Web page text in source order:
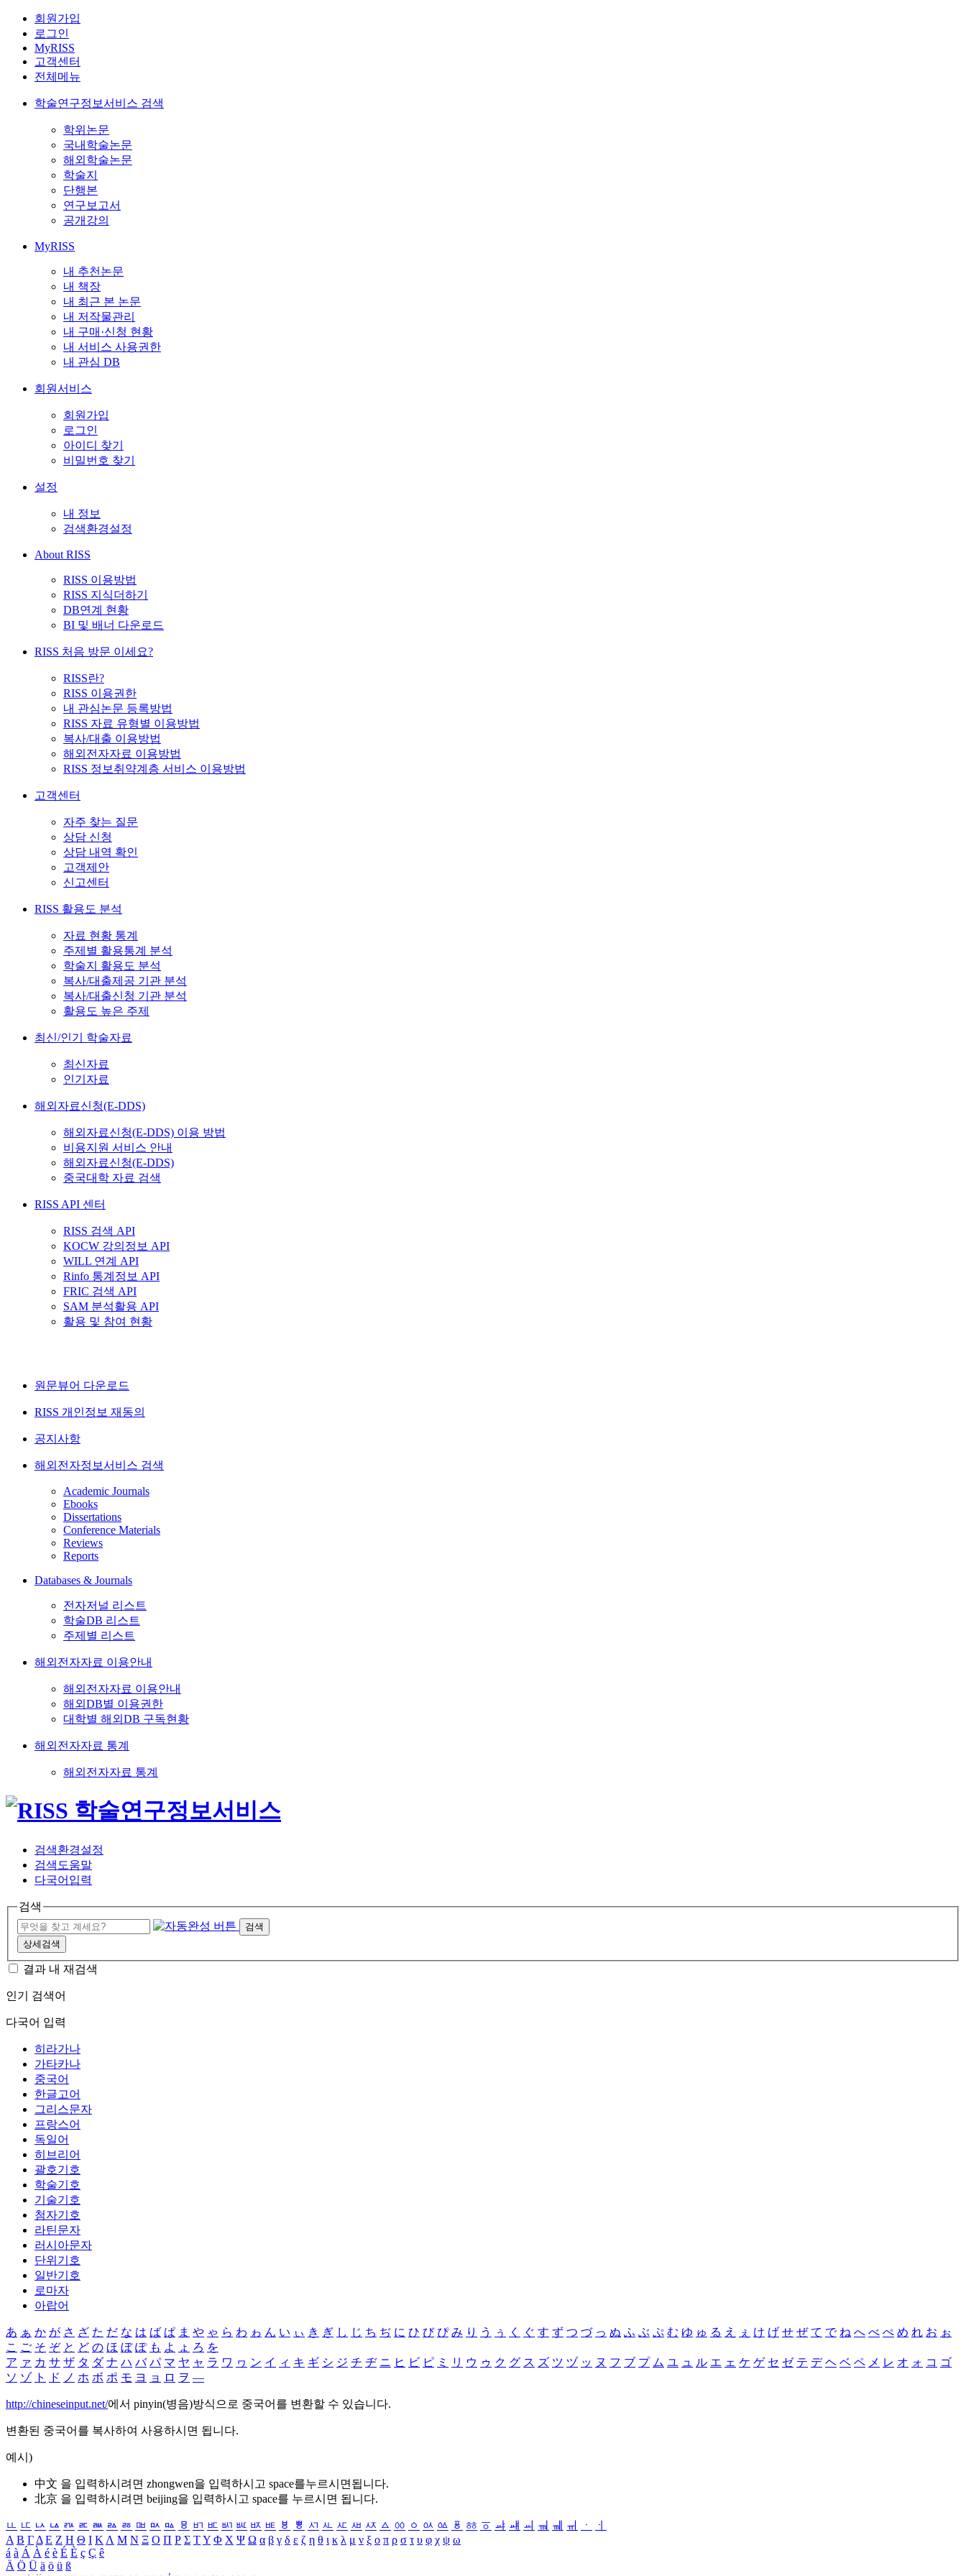
회원가입
로그인
MyRISS
고객센터
전체메뉴
학술연구정보서비스 검색
학위논문
국내학술논문
해외학술논문
학술지
단행본
연구보고서
공개강의
MyRISS
내 추천논문
내 책장
내 최근 본 논문
내 저작물관리
내 구매·신청 현황
내 서비스 사용권한
내 관심 DB
회원서비스
회원가입
로그인
아이디 찾기
비밀번호 찾기
설정
내 정보
검색환경설정
About RISS
RISS 이용방법
RISS 지식더하기
DB연계 현황
BI 및 배너 다운로드
RISS 처음 방문 이세요?
RISS란?
RISS 이용권한
내 관심논문 등록방법
RISS 자료 유형별 이용방법
복사/대출 이용방법
해외전자자료 이용방법
RISS 정보취약계층 서비스 이용방법
고객센터
자주 찾는 질문
상담 신청
상담 내역 확인
고객제안
신고센터
RISS 활용도 분석
자료 현황 통계
주제별 활용통계 분석
학술지 활용도 분석
복사/대출제공 기관 분석
복사/대출신청 기관 분석
활용도 높은 주제
최신/인기 학술자료
최신자료
인기자료
해외자료신청(E-DDS)
해외자료신청(E-DDS) 이용 방법
비용지원 서비스 안내
해외자료신청(E-DDS)
중국대학 자료 검색
RISS API 센터
RISS 검색 API
KOCW 강의정보 API
WILL 연계 API
Rinfo 통계정보 API
FRIC 검색 API
SAM 분석활용 API
활용 및 참여 현황
원문뷰어 다운로드
RISS 개인정보 재동의
공지사항
해외전자정보서비스 검색
Academic Journals
Ebooks
Dissertations
Conference Materials
Reviews
Reports
Databases & Journals
전자저널 리스트
학술DB 리스트
주제별 리스트
해외전자자료 이용안내
해외전자자료 이용안내
해외DB별 이용권한
대학별 해외DB 구독현황
해외전자자료 통계
해외전자자료 통계
검색환경설정
검색도움말
다국어입력
검색
검색
상세검색
결과 내 재검색
인기 검색어
다국어 입력
히라가나
가타카나
중국어
한글고어
그리스문자
프랑스어
독일어
히브리어
괄호기호
학술기호
기술기호
첨자기호
라틴문자
러시아문자
단위기호
일반기호
로마자
아랍어
あ ぁ か が さ ざ た だ な は ば ぱ ま や ゃ ら わ ゎ ん い ぃ き ぎ し じ ち ぢ に ひ び ぴ み り う ぅ く ぐ す ず つ づ っ ぬ ふ ぶ ぷ む ゆ ゅ る え ぇ け げ せ ぜ て で ね へ べ ぺ め れ お ぉ
こ ご そ ぞ と ど の ほ ぼ ぽ も よ ょ ろ を
ア ァ カ サ ザ タ ダ ナ ハ バ パ マ ヤ ャ ラ ワ ヮ ン イ ィ キ ギ シ ジ チ ヂ ニ ヒ ビ ピ ミ リ ウ ゥ ク グ ス ズ ツ ヅ ッ ヌ フ ブ プ ム ユ ュ ル エ ェ ケ ゲ セ ゼ テ デ ヘ ベ ペ メ レ オ ォ コ ゴ
ソ ゾ ト ド ノ ホ ボ ポ モ ヨ ョ ロ ヲ ―
http://chineseinput.net/에서 pinyin(병음)방식으로 중국어를 변환할 수 있습니다.
변환된 중국어를 복사하여 사용하시면 됩니다.
예시)
中文 을 입력하시려면 zhongwen을 입력하시고 space를누르시면됩니다.
北京 을 입력하시려면 beijing을 입력하시고 space를 누르시면 됩니다.
ㅥ ㅦ ㅧ ㅨ ㅩ ㅪ ㅫ ㅬ ㅭ ㅮ ㅯ ㅰ ㅱ ㅲ ㅳ ㅴ ㅵ ㅶ ㅷ ㅸ ㅹ ㅺ ㅻ ㅼ ㅽ ㅾ ㅿ ㆀ ㆁ ㆂ ㆃ ㆄ ㆅ ㆆ ㆇ ㆈ ㆉ ㆊ ㆋ ㆌ ㆍ
ㆎ
Α Β ΓΔ Ε Ζ Η Θ Ι ΚΛ Μ Ν Ξ Ο Π Ρ Σ ΤΥ Φ Χ Ψ Ω α β γ δ ε ζ η θ ι κ λ μ ν ξ ο π ρ σ τ υ φ χ ψ ω
á à Á À é è É È ç Ç ê
Ä Ö Ü ä ö ü ß